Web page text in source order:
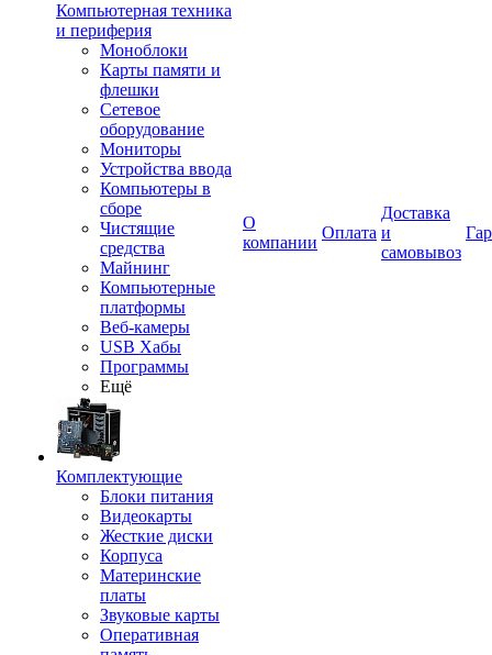
Компьютерная техника
и периферия
Моноблоки
Карты памяти и
флешки
Сетевое
оборудование
Мониторы
Устройства ввода
Компьютеры в
сборе
Чистящие
средства
Майнинг
Компьютерные
платформы
Веб-камеры
USB Хабы
Программы
Ещё
Комплектующие
Блоки питания
Видеокарты
Жесткие диски
Корпуса
Материнские
платы
Звуковые карты
Оперативная
О
компании
Оплата
Доставка
и
самовывоз